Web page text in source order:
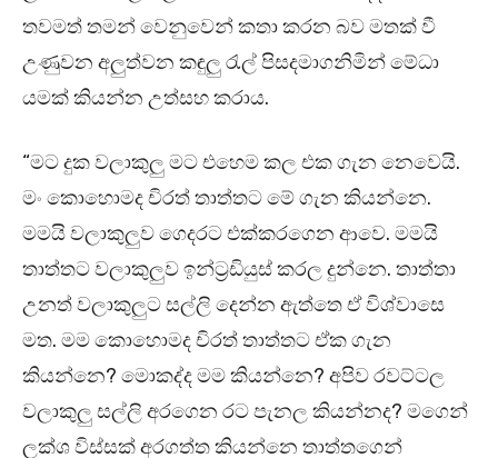
තවමත් තමන් වෙනුවෙන් කතා කරන බව මතක් වී
උණුවන අලුත්වන කඳුලු රැල් පිසදමාගනිමින් මේධා
යමක් කියන්න උත්සහ කරාය.
“මට දුක වලාකුලු මට එහෙම කල එක ගැන නෙවෙයි.
මං කොහොමද චිරත් තාත්තට මේ ගැන කියන්නෙ.
මමයි වලාකුලුව ගෙදරට එක්කරගෙන ආවෙ. මමයි
තාත්තට වලාකුලුව ඉන්ට්‍රඩියුස් කරල දුන්නෙ. තාත්තා
උනත් වලාකුලුට සල්ලි දෙන්න ඇත්තෙ ඒ විශ්වාසෙ
මත. මම කොහොමද චිරත් තාත්තට ඒක ගැන
කියන්නෙ? මොකද්ද මම කියන්නෙ? අපිව රවට්ටල
වලාකුලු සල්ලි අරගෙන රට පැනල කියන්නද? මගෙන්
ලක්ශ විස්සක් අරගත්ත කියන්නෙ තාත්තගෙන්